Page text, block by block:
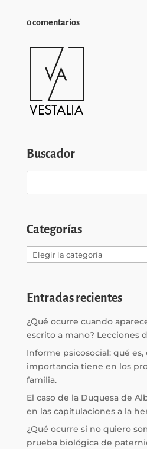
0 comentarios
Buscador
Categorías
Categorías
Entradas recientes
¿Qué ocurre cuando
escrito a mano? Lecciones
Informe psicosocial: qué
importancia tiene en los
familia.
El caso de la Duquesa de
en las capitulaciones a la
¿Qué ocurre si no quiero
prueba biológica de